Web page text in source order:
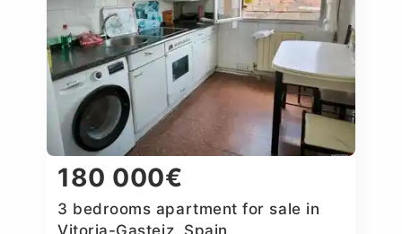
180 000€
3 bedrooms apartment for sale in
Vitoria-Gasteiz, Spain